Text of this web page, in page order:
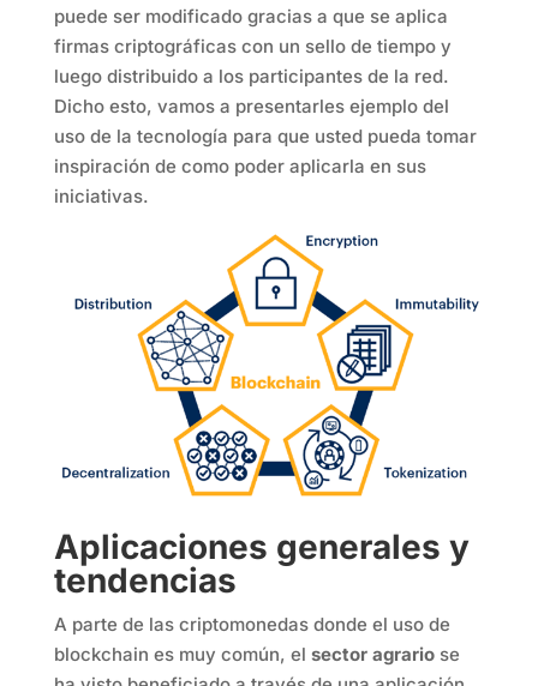
puede ser modificado gracias a que se aplica
firmas criptográficas con un sello de tiempo y
luego distribuido a los participantes de la red.
Dicho esto, vamos a presentarles ejemplo del
uso de la tecnología para que usted pueda tomar
inspiración de como poder aplicarla en sus
iniciativas.
Aplicaciones generales y
tendencias
A parte de las criptomonedas donde el uso de
blockchain es muy común, el sector agrariose